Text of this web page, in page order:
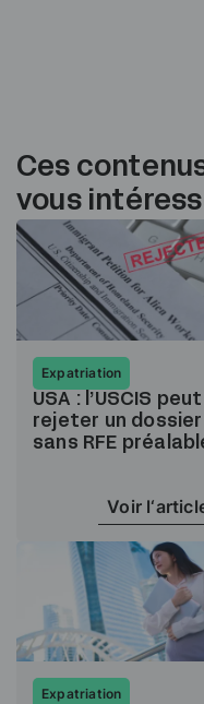
Ces
vous
Expatriation
USA : l’USCIS peut
rejeter un dossier
sans RFE
Voir
Expatriation